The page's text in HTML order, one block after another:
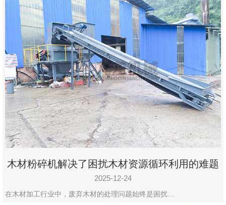
木材粉碎机解决了困扰木材资源循环利用的难题
2025-12-24
在木材加工行业中，废弃木材的处理问题始终是困扰…